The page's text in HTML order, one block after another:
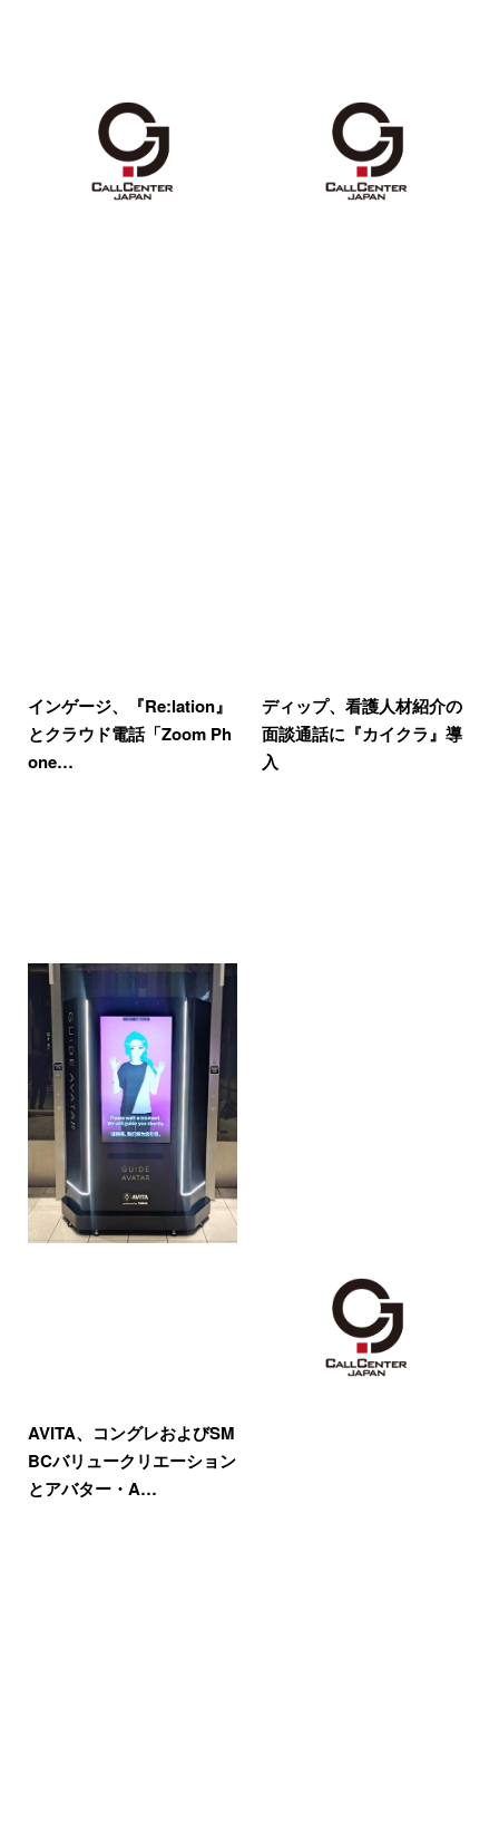
インゲージ、『Re:lation』
とクラウド電話「Zoom Ph
one…
ディップ、看護人材紹介の
面談通話に『カイクラ』導
入
AVITA、コングレおよびSM
BCバリュークリエーション
とアバター・A…